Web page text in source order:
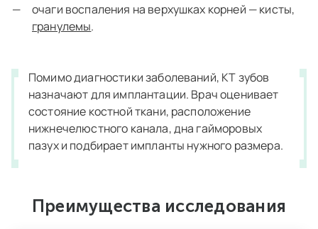
очаги воспаления на верхушках корней — кисты,
гранулемы.
Помимо диагностики заболеваний, КТ зубов
назначают для имплантации. Врач оценивает
состояние костной ткани, расположение
нижнечелюстного канала, дна гайморовых
пазух и подбирает импланты нужного размера.
Преимущества исследования